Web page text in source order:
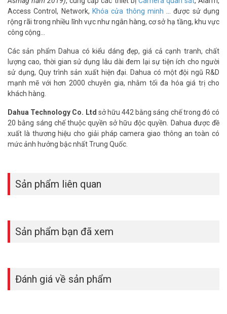
Access Control, Network, Khóa cửa thông minh … được sử dụng
rộng rãi trong nhiều lĩnh vực như ngân hàng, cơ sở hạ tầng, khu vực
công cộng…
Các sản phẩm Dahua có kiểu dáng đẹp, giá cả cạnh tranh, chất
lượng cao, thời gian sử dụng lâu dài đem lại sự tiện ích cho người
sử dụng, Quy trình sản xuất hiện đại. Dahua có một đội ngũ R&D
mạnh mẽ với hơn 2000 chuyên gia, nhằm tối đa hóa giá trị cho
khách hàng.
Dahua Technology Co. Ltd sở hữu 442 bằng sáng chế trong đó có
20 bằng sáng chế thuộc quyền sở hữu độc quyền. Dahua được đề
xuất là thương hiệu cho giải pháp camera giao thông an toàn có
mức ảnh hưởng bậc nhất Trung Quốc.
Sản phẩm liên quan
Sản phẩm bạn đã xem
Đánh giá về sản phẩm